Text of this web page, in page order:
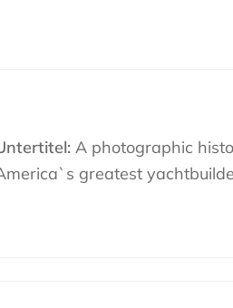
A photographic
greatest